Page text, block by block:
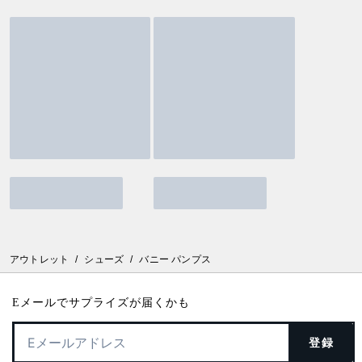
アウトレット / シューズ / バニー パンプス
Eメールでサプライズが届くかも
登録